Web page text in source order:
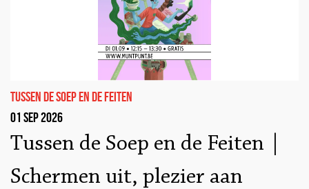
tussen de soep en de feiten
01 sep 2026
Tussen de Soep en de Feiten |
Schermen uit, plezier aan